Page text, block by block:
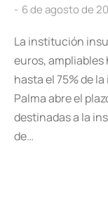
6 de agosto de
La institución
euros,
hasta el 75% de
Palma abre el
destinadas a la
de…